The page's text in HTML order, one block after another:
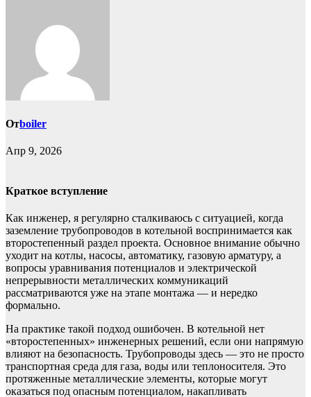
Отboiler
Апр 9, 2026
Краткое вступление
Как инженер, я регулярно сталкиваюсь с ситуацией, когда
заземление трубопроводов в котельной воспринимается как
второстепенный раздел проекта. Основное внимание обычно
уходит на котлы, насосы, автоматику, газовую арматуру, а
вопросы уравнивания потенциалов и электрической
непрерывности металлических коммуникаций
рассматриваются уже на этапе монтажа — и нередко
формально.
На практике такой подход ошибочен. В котельной нет
«второстепенных» инженерных решений, если они напрямую
влияют на безопасность. Трубопроводы здесь — это не просто
транспортная среда для газа, воды или теплоносителя. Это
протяженные металлические элементы, которые могут
оказаться под опасным потенциалом, накапливать